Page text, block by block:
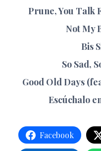
Prune, You Talk
Not My
Bis
So Sad,
Good Old Days
Escúchalo
Facebook